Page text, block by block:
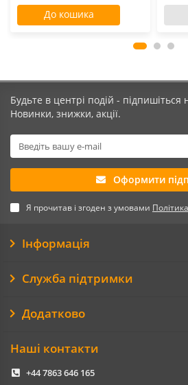
До кошика
Будьте в центрі подій -
Новинки, знижки, акції.
Оформити
Я прочитав і згоден з умовами
Інформація
Служба підтримки
Додатково
Наші контакти
+44 7863 646 165